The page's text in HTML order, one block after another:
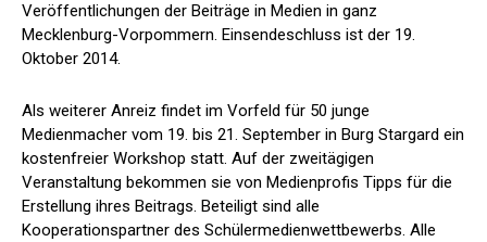
Veröffentlichungen der Beiträge in Medien in ganz
Mecklenburg-Vorpommern. Einsendeschluss ist der 19.
Oktober 2014.
Als weiterer Anreiz findet im Vorfeld für 50 junge
Medienmacher vom 19. bis 21. September in Burg Stargard ein
kostenfreier Workshop statt. Auf der zweitägigen
Veranstaltung bekommen sie von Medienprofis Tipps für die
Erstellung ihres Beitrags. Beteiligt sind alle
Kooperationspartner des Schülermedienwettbewerbs. Alle